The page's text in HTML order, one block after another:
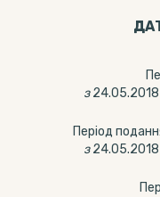
з
Період
з